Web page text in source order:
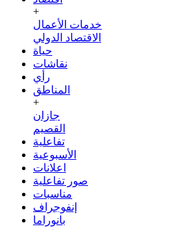
+
خدمات الأعمال
الاقتصاد الدولي
حياة
نقاشات
رأي
المناطق
+
جازان
القصيم
تفاعلية
الأسبوعية
اعلانات
صور تفاعلية
مناسبات
إنفوجراف
بانوراما